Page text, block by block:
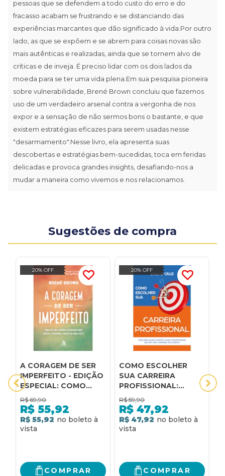
pessoas que se defendem a todo custo do erro e do
fracasso acabam se frustrando e se distanciando das
experiências marcantes que dão significado à vida.Por outro
lado, as que se expõem e se abrem para coisas novas são
mais autênticas e realizadas, ainda que se tornem alvo de
críticas e de inveja. É preciso lidar com os dois lados da
moeda para se ter uma vida plena.Em sua pesquisa pioneira
sobre vulnerabilidade, Brené Brown concluiu que fazemos
uso de um verdadeiro arsenal contra a vergonha de nos
expor e a sensação de não sermos bons o bastante, e que
existem estratégias eficazes para serem usadas nesse
"desarmamento".Nesse livro, ela apresenta suas
descobertas e estratégias bem-sucedidas, toca em feridas
delicadas e provoca grandes insights, desafiando-nos a
mudar a maneira como vivemos e nos relacionamos.
Sugestões de compra
20% OFF
A CORAGEM DE SER
IMPERFEITO - EDIÇÃO
ESPECIAL: COMO
ACEITAR A PRÓPRIA
VULNERABILIDADE,
VENCER A VERGONHA
E OUSAR SER QUEM
R$ 69,90
R$ 55,92
R$ 55,92
COMPRAR
20% OFF
COMO ESCOLHER
SUA CARREIRA
PROFISSIONAL:
DESCUBRA QUEM
VOCÊ É E COMO
TRANSFORMAR ISSO
EM UMA CARREIRA DE
R$ 59,90
R$ 47,92
R$ 47,92
COMPRAR